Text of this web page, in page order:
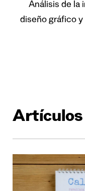
Análisis de la
diseño gráfico
Artículos